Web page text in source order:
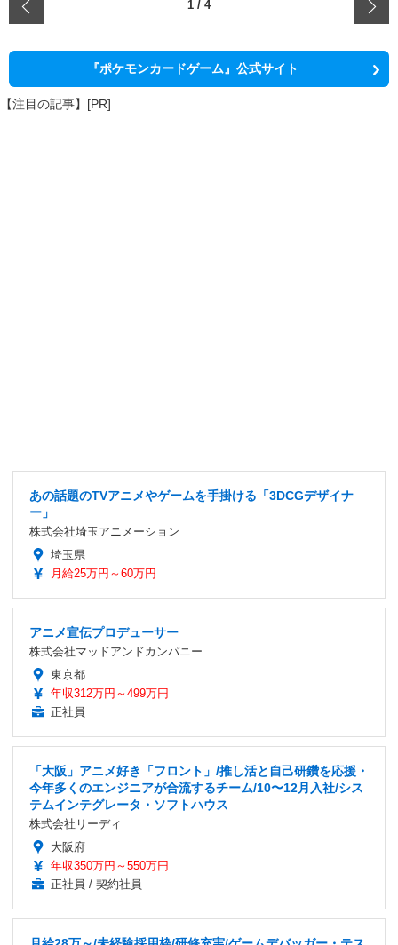
1 / 4
『ポケモンカードゲーム』公式サイト
【注目の記事】[PR]
あの話題のTVアニメやゲームを手掛ける「3DCGデザイナ
ー」
株式会社埼玉アニメーション
埼玉県
月給25万円～60万円
アニメ宣伝プロデューサー
株式会社マッドアンドカンパニー
東京都
年収312万円～499万円
正社員
「大阪」アニメ好き「フロント」/推し活と自己研鑽を応援・
今年多くのエンジニアが合流するチーム/10〜12月入社/シス
テムインテグレータ・ソフトハウス
株式会社リーディ
大阪府
年収350万円～550万円
正社員 / 契約社員